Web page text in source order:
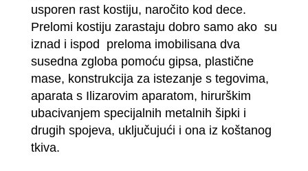
usporen rast kostiju, naročito kod dece.
Prelomi kostiju zarastaju dobro samo ako su
iznad i ispod preloma imobilisana dva
susedna zgloba pomoću gipsa, plastične
mase, konstrukcija za istezanje s tegovima,
aparata s Ilizarovim aparatom, hirurškim
ubacivanjem specijalnih metalnih šipki i
drugih spojeva, uključujući i ona iz koštanog
tkiva.